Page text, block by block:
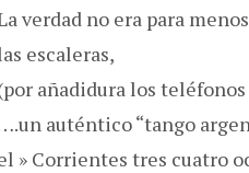
verdad no era para
escaleras,
añadidura los
auténtico “tango
» Corrientes tres cuatro